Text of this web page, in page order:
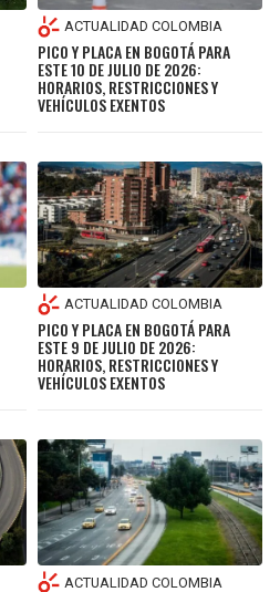
ACTUALIDAD COLOMBIA
PICO Y PLACA EN BOGOTÁ PARA
ESTE 10 DE JULIO DE 2026:
HORARIOS, RESTRICCIONES Y
VEHÍCULOS EXENTOS
ACTUALIDAD COLOMBIA
PICO Y PLACA EN BOGOTÁ PARA
ESTE 9 DE JULIO DE 2026:
HORARIOS, RESTRICCIONES Y
VEHÍCULOS EXENTOS
ACTUALIDAD COLOMBIA